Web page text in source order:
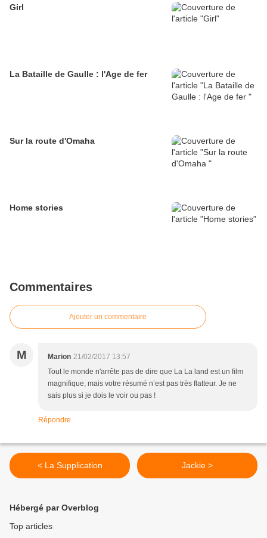
Girl
La Bataille de Gaulle : l'Age de fer
Sur la route d'Omaha
Home stories
Commentaires
Ajouter un commentaire
M Marion 21/02/2017 13:57
Tout le monde n'arrête pas de dire que La La land est un film
magnifique, mais votre résumé n’est pas très flatteur. Je ne
sais plus si je dois le voir ou pas !
Répondre
< La Supplication Jackie >
Hébergé par Overblog
Top articles